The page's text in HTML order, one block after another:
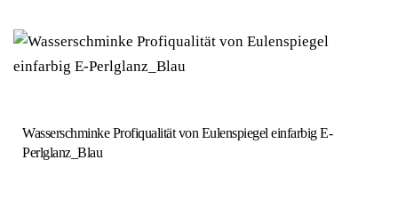
Wasserschminke Profiqualität von Eulenspiegel einfarbig E-
Perlglanz_Blau